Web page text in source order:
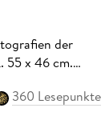
der
55 x 46 cm.
360 Lesepunkte